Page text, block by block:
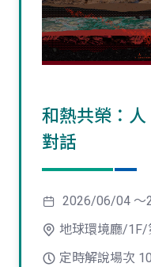
和熱共榮：
對話
2026/06/04 ～
地球環境廳/1F/
定時解說場次